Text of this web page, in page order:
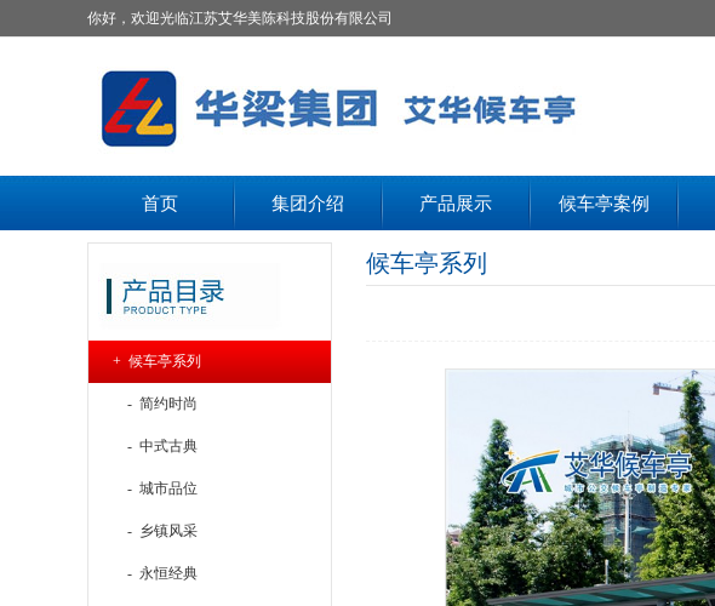
你好，欢迎光临江苏艾华美陈科技股份有限公司
首页 集团介绍 产品展示 候车亭案例
+ 候车亭系列
- 简约时尚
- 中式古典
- 城市品位
- 乡镇风采
- 永恒经典
候车亭系列